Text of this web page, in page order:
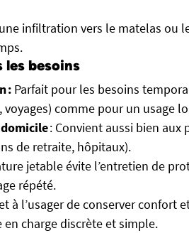
infiltration vers le matelas ou
les besoins
: Parfait pour les besoins
comme pour un usage
: Convient aussi bien aux
de retraite, hôpitaux).
jetable évite l’entretien de
répété.
à l’usager de conserver confort
charge discrète et simple.